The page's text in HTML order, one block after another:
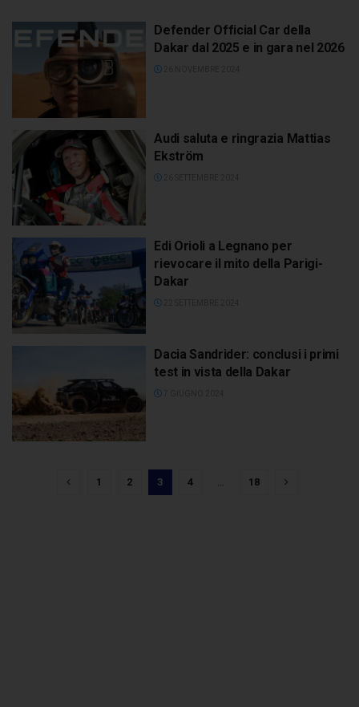
Defender Official Car della
Dakar dal 2025 e in gara nel 2026
Audi saluta e ringrazia Mattias
Ekström
Edi Orioli a Legnano per
rievocare il mito della Parigi-
Dakar
Dacia Sandrider: conclusi i primi
test in vista della Dakar
1 2 3 4 … 18